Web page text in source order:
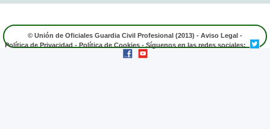
© Unión de Oficiales Guardia Civil Profesional (2013) - Aviso Legal -
Política de Privacidad - Política de Cookies - Síguenos en las redes sociales: